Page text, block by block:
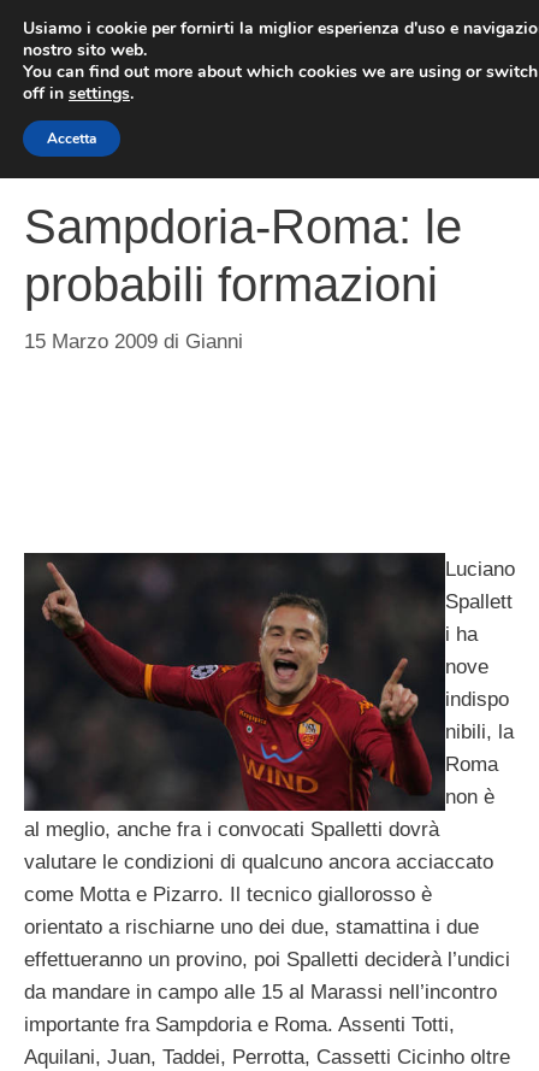
contenuto
Sampdoria-Roma: le
probabili formazioni
15 Marzo 2009 di Gianni
Luciano
Spallett
i ha
nove
indispo
nibili, la
Roma
non è
al meglio, anche fra i convocati Spalletti dovrà
valutare le condizioni di qualcuno ancora acciaccato
come Motta e Pizarro. Il tecnico giallorosso è
orientato a rischiarne uno dei due, stamattina i due
effettueranno un provino, poi Spalletti deciderà l’undici
da mandare in campo alle 15 al Marassi nell’incontro
importante fra Sampdoria e Roma. Assenti Totti,
Aquilani, Juan, Taddei, Perrotta, Cassetti Cicinho oltre
Usiamo i cookie per fornirti la miglior esperienza d'uso e
nostro sito web.
You can find out more about which cookies we are using or
off in settings.
Accetta